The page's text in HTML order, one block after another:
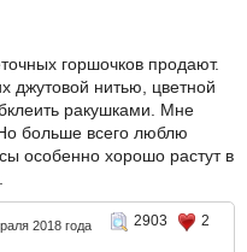
горшочков продают.
джутовой нитью, цветной
ракушками. Мне
больше всего люблю
особенно хорошо растут в
2018 года 2903
2